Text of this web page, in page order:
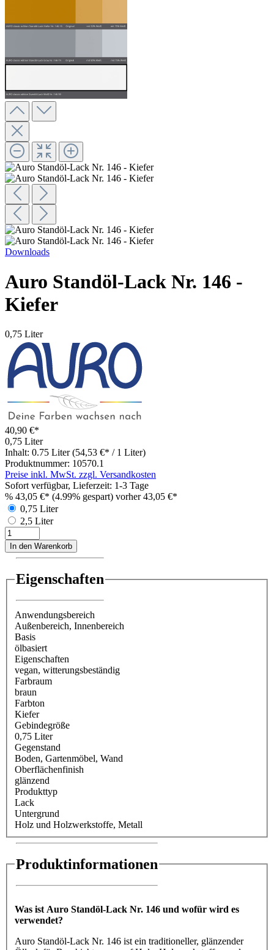
Downloads
Auro Standöl-Lack Nr. 146 -
Kiefer
0,75 Liter
40,90 €*
0,75 Liter
Inhalt: 0.75 Liter (54,53 €* / 1 Liter)
Produktnummer: 10570.1
Preise inkl. MwSt. zzgl. Versandkosten
Sofort verfügbar, Lieferzeit: 1-3 Tage
% 43,05 €* (4.99% gespart) vorher 43,05 €*
0,75 Liter
2,5 Liter
In den Warenkorb
Eigenschaften
Anwendungsbereich
Außenbereich, Innenbereich
Basis
ölbasiert
Eigenschaften
vegan, witterungsbeständig
Farbraum
braun
Farbton
Kiefer
Gebindegröße
0,75 Liter
Gegenstand
Boden, Gartenmöbel, Wand
Oberflächenfinish
glänzend
Produkttyp
Lack
Untergrund
Holz und Holzwerkstoffe, Metall
Produktinformationen
Was ist Auro Standöl-Lack Nr. 146 und wofür wird es
verwendet?
Auro Standöl-Lack Nr. 146 ist ein traditioneller, glänzender